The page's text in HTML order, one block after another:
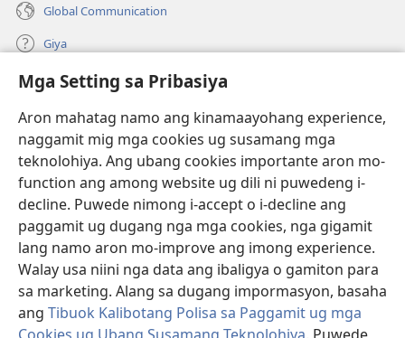
Mga Setting sa Pribasiya
Aron mahatag namo ang kinamaayohang experience,
naggamit mig mga cookies ug susamang mga
teknolohiya. Ang ubang cookies importante aron mo-
function ang among website ug dili ni puwedeng i-
decline. Puwede nimong i-accept o i-decline ang
paggamit ug dugang nga mga cookies, nga gigamit
lang namo aron mo-improve ang imong experience.
Walay usa niini nga data ang ibaligya o gamiton para
sa marketing. Alang sa dugang impormasyon, basaha
ang Tibuok Kalibotang Polisa sa Paggamit ug mga
Global Communication
Giya
Donasyon
(mo-
open
bag-
ong
window)
Watchtower ONLINE NGA LIBRARYA
(mo-
open
ug
bag-
window)
JW Hub
(mo-
open
ug
bag-
ong
window)
JW Library
Watchtower Library